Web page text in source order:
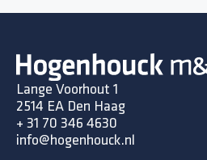
Lange Voorhout 1
2514 EA Den Haag
+ 31 70 346 4630
info@hogenhouck.nl